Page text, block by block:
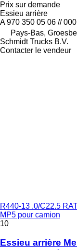
Prix sur demande
Essieu arrière
A 970 350 05 06 //
Pays-Bas,
Schmidt Trucks B.V.
Contacter le vendeur
R440-13 .0/C22.5
MP5 pour camion
10
Essieu arrière